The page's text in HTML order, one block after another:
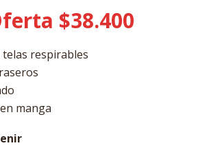
$38.400
telas respirables
manga